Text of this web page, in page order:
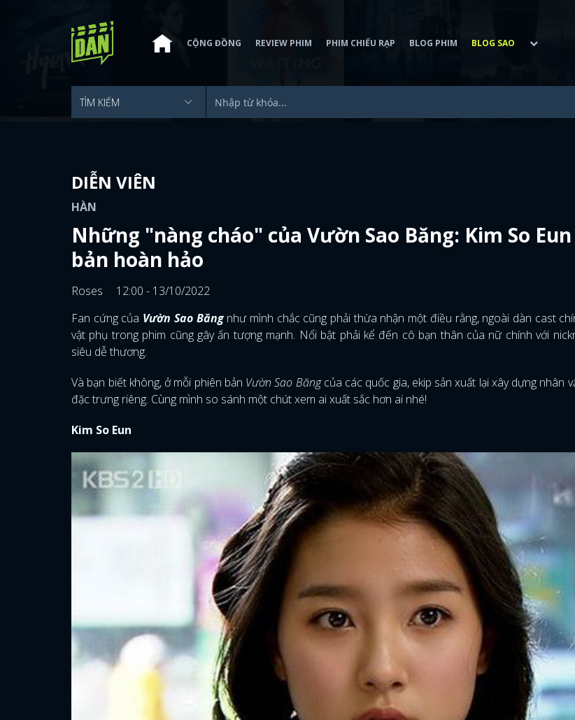
CỘNG ĐỒNG REVIEW PHIM PHIM CHIẾU RẠP BLOG PHIM BLOG SAO
DIỄN VIÊN
HÀN
Những "nàng cháo" của Vườn Sao Băng: Kim So
bản hoàn hảo
Roses
12:00 - 13/10/2022
Fan cứng của Vườn Sao Băngnhư mình chắc cũng phải thừa nhận một điều rằng, ngoài dàn cast
vật phụ trong phim cũng gây ấn tượng mạnh. Nổi bật phải kể đến cô bạn thân của nữ chính với
siêu dễ thương.
Và bạn biết không, ở mỗi phiên bản Vườn Sao Băngcủa các quốc gia, ekip sản xuất lại xây dựng nhân
đặc trưng riêng. Cùng mình so sánh một chút xem ai xuất sắc hơn ai nhé!
Kim So Eun